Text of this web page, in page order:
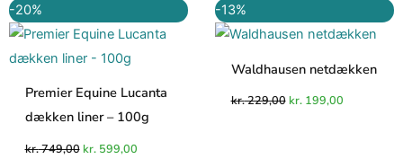
-20%
Premier Equine Lucanta
dækken liner – 100g
kr.749,00
oprindelige
pris
kr. 749,00.
kr.599,00
aktuelle
pris
-13%
Waldhausen netdækken
kr.229,00
oprindelige
pris
kr. 229,00.
kr.199,00
aktuelle
pris
kr. 199,00.